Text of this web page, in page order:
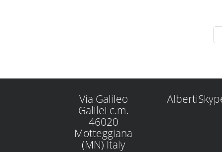
Via Galileo
Galilei c.m.
46020
Motteggiana
(MN) Italy